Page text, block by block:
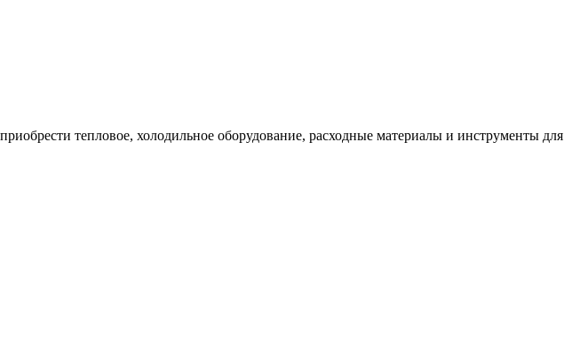
тепловое, холодильное оборудование, расходные материалы и инструменты для